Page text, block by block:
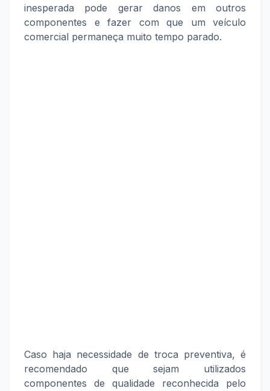
inesperada pode gerar danos em outros
componentes e fazer com que um veículo
comercial permaneça muito tempo parado.
Caso haja necessidade de troca preventiva, é
recomendado que sejam utilizados
componentes de qualidade reconhecida pelo